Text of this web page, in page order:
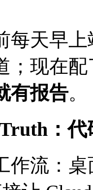
每天早上
；现在
有报告。
：
作流：